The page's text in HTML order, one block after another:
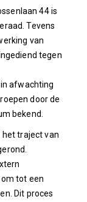
44 is
Tevens
van
tegen
afwachting
door de
bekend.
het traject van
tot een
Dit proces